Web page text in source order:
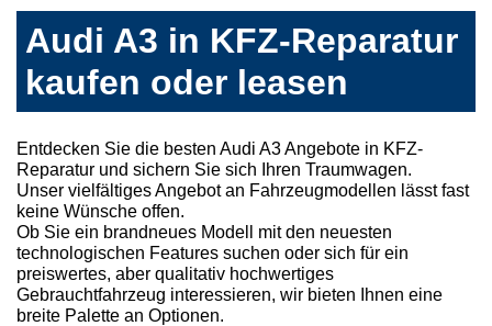
Audi A3 in KFZ-Reparatur
kaufen oder leasen
Entdecken Sie die besten Audi A3 Angebote in KFZ-
Reparatur und sichern Sie sich Ihren Traumwagen.
Unser vielfältiges Angebot an Fahrzeugmodellen lässt fast
keine Wünsche offen.
Ob Sie ein brandneues Modell mit den neuesten
technologischen Features suchen oder sich für ein
preiswertes, aber qualitativ hochwertiges
Gebrauchtfahrzeug interessieren, wir bieten Ihnen eine
breite Palette an Optionen.